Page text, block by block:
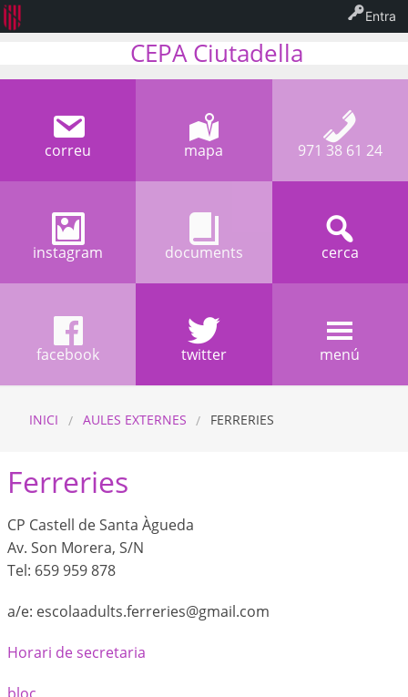
CEPA Ciutadella
correu mapa 971 38 61 24
instagram documents cerca
facebook twitter menú
INICI AULES EXTERNES FERRERIES
Ferreries
CP Castell de Santa Àgueda
Av. Son Morera, S/N
Tel: 659 959 878
a/e: escolaadults.ferreries@gmail.com
Horari de secretaria
Entra